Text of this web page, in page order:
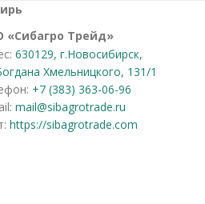
«Сибагро Трейд»
630129, г.Новосибирск,
Хмельницкого, 131/1
+7 (383) 363-06-96
mail@sibagrotrade.ru
https://sibagrotrade.com